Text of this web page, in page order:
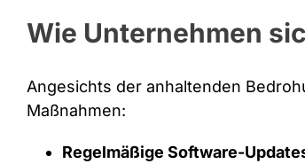
Wie Unternehmen
Angesichts der anhaltenden
Maßnahmen:
Regelmäßige Software-